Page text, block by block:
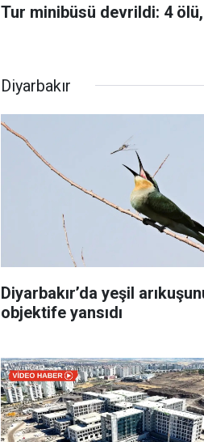
Tur minibüsü devrildi: 4 ölü,
Diyarbakır
Diyarbakır’da yeşil
objektife yansıdı